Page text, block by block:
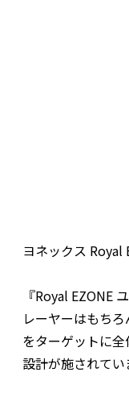
ヨネックス Royal
『Royal EZONE
レーヤーはもち
をターゲットに
設計が施されてい